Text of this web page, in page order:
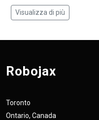
Visualizza di più
Robojax
Toronto
Ontario, Canada